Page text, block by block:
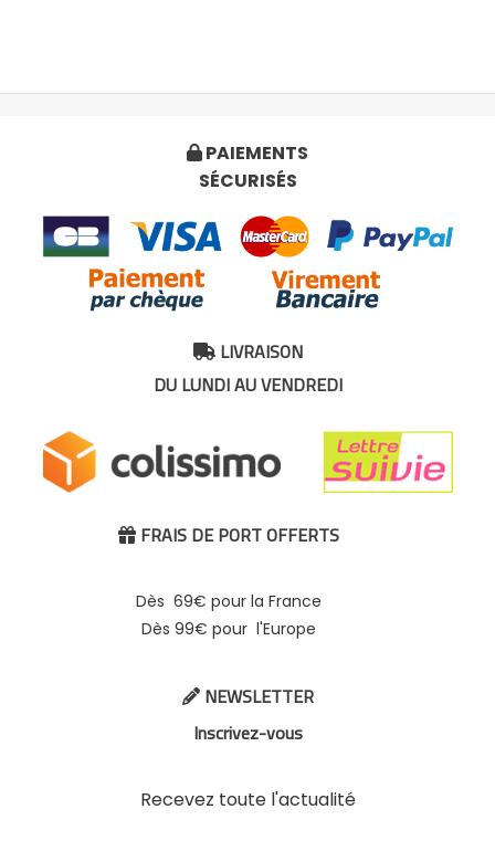
 PAIEMENTS
SÉCURISÉS
LIVRAISON
DU LUNDI AU VENDREDI
 FRAIS DE PORT OFFERTS
Dès 69€ pour la France
Dès 99€ pour l'Europe
NEWSLETTER
Inscrivez-vous
Recevez toute l'actualité